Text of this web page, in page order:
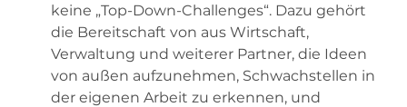
keine „Top-Down-Challenges“. Dazu gehört
die Bereitschaft von aus Wirtschaft,
Verwaltung und weiterer Partner, die Ideen
von außen aufzunehmen, Schwachstellen in
der eigenen Arbeit zu erkennen, und